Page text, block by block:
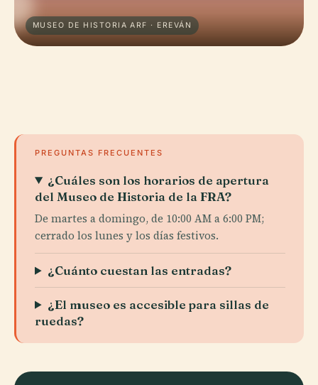
MUSEO DE HISTORIA ARF · EREVÁN
PREGUNTAS FRECUENTES
¿Cuáles son los horarios de apertura
del Museo de Historia de la FRA?
De martes a domingo, de 10:00 AM a 6:00 PM;
cerrado los lunes y los días festivos.
¿Cuánto cuestan las entradas?
¿El museo es accesible para sillas de
ruedas?